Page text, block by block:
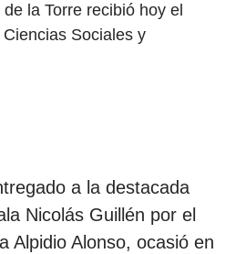
la Torre recibió hoy el
Sociales y
a la destacada
Nicolás Guillén por el
Alpidio Alonso, ocasió en